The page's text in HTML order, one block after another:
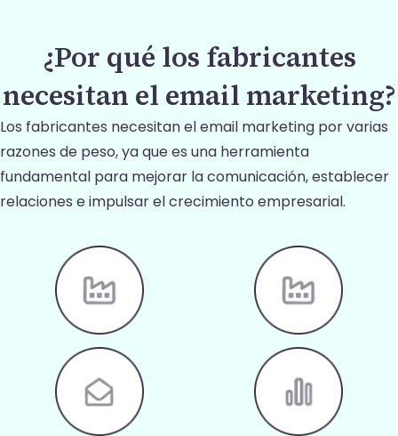
¿Por qué los fabricantes
necesitan el email marketing?
Los fabricantes necesitan el email marketing por varias
razones de peso, ya que es una herramienta
fundamental para mejorar la comunicación, establecer
relaciones e impulsar el crecimiento empresarial.